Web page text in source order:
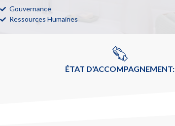
Gouvernance
Ressources Humaines
ÉTAT D'ACCOMPAGNEMENT: